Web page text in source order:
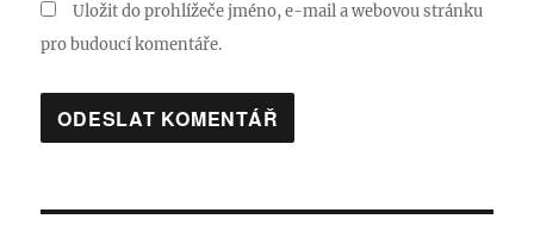
Uložit do prohlížeče jméno, e-mail a webovou stránku
pro budoucí komentáře.